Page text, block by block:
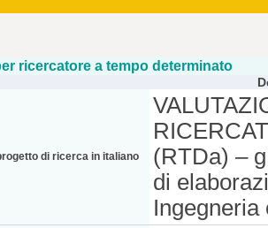
ricercatore a tempo determinato
di ricerca in italiano
(RTDa) –
di
Ingegneria